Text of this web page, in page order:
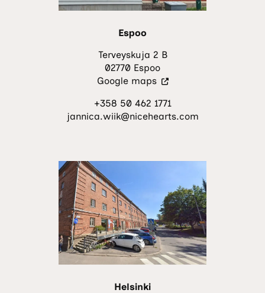
Espoo
Terveyskuja 2 B
02770 Espoo
Google maps(Vieraile
sivustolla.
Linkki
välilehteen.)
+358 50 462 1771
jannica.wiik@nicehearts.com
Helsinki